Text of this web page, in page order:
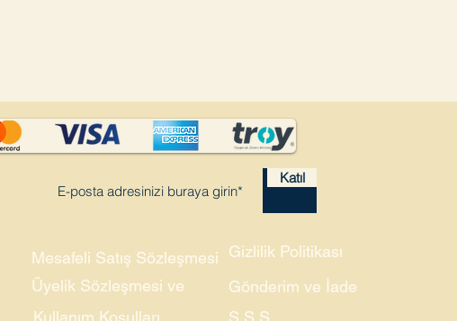
Katıl
Üyelik Sözleşmesi ve
Mesafeli Satış Sözleşmesi
Gönderim ve İade
Kullanım Koşulları
S.S.S
Gizlilik Politikası